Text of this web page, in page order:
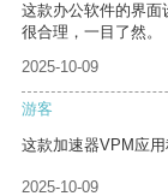
这款办公软件的界面
很合理，一目了然。
2025-10-09
游客
这款加速器VPM应
2025-10-09